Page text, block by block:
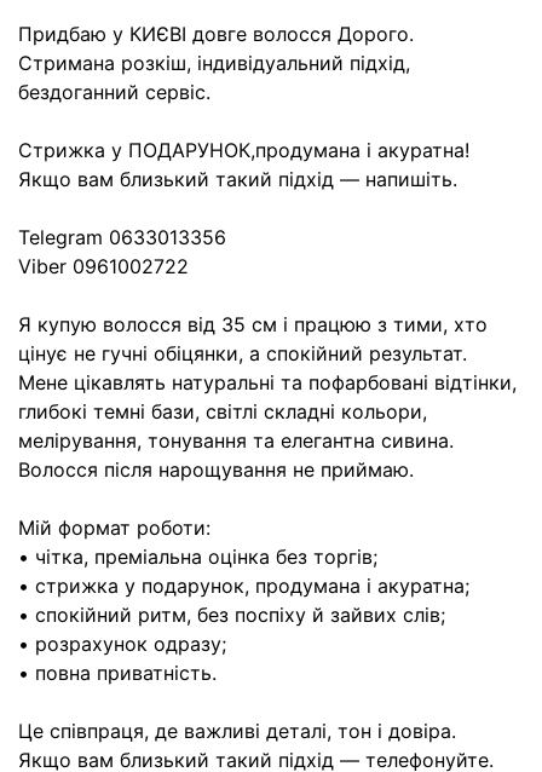
Придбаю у КИЄВІ довге волосся Дорого.
Стримана розкіш, індивідуальний підхід,
бездоганний сервіс.
Стрижка у ПОДАРУНОК,продумана і акуратна!
Якщо вам близький такий підхід — напишіть.
Telegram 0633013356
Viber 0961002722
Я купую волосся від 35 см і працюю з тими, хто
цінує не гучні обіцянки, а спокійний результат.
Мене цікавлять натуральні та пофарбовані відтінки,
глибокі темні бази, світлі складні кольори,
мелірування, тонування та елегантна сивина.
Волосся після нарощування не приймаю.
Мій формат роботи:
• чітка, преміальна оцінка без торгів;
• стрижка у подарунок, продумана і акуратна;
• спокійний ритм, без поспіху й зайвих слів;
• розрахунок одразу;
• повна приватність.
Це співпраця, де важливі деталі, тон і довіра.
Якщо вам близький такий підхід — телефонуйте.